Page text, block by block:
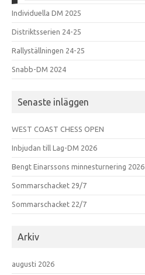
Individuella DM 2025
Distriktsserien 24-25
Rallyställningen 24-25
Snabb-DM 2024
Senaste inläggen
WEST COAST CHESS OPEN
Inbjudan till Lag-DM 2026
Bengt Einarssons minnesturnering 2026
Sommarschacket 29/7
Sommarschacket 22/7
Arkiv
augusti 2026